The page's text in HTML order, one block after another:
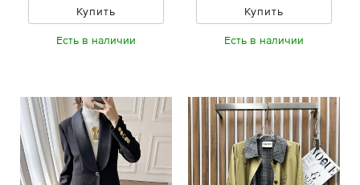
Купить
Есть в наличии
Купить
Есть в наличии